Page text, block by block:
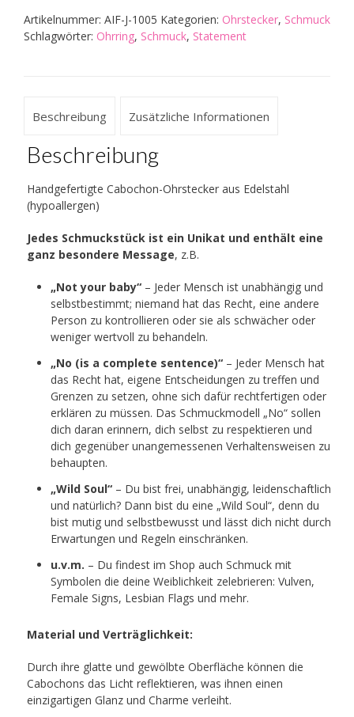
Artikelnummer: AIF-J-1005 Kategorien: Ohrstecker, Schmuck
Schlagwörter: Ohrring, Schmuck, Statement
Beschreibung Zusätzliche Informationen
Beschreibung
Handgefertigte Cabochon-Ohrstecker aus Edelstahl
(hypoallergen)
Jedes Schmuckstück ist ein Unikat und enthält eine
ganz besondere Message, z.B.
„Not your baby“– Jeder Mensch ist unabhängig und
selbstbestimmt; niemand hat das Recht, eine andere
Person zu kontrollieren oder sie als schwächer oder
weniger wertvoll zu behandeln.
„No (is a complete sentence)“– Jeder Mensch hat
das Recht hat, eigene Entscheidungen zu treffen und
Grenzen zu setzen, ohne sich dafür rechtfertigen oder
erklären zu müssen. Das Schmuckmodell „No“ sollen
dich daran erinnern, dich selbst zu respektieren und
dich gegenüber unangemessenen Verhaltensweisen zu
behaupten.
„Wild Soul“– Du bist frei, unabhängig, leidenschaftlich
und natürlich? Dann bist du eine „Wild Soul“, denn du
bist mutig und selbstbewusst und lässt dich nicht durch
Erwartungen und Regeln einschränken.
u.v.m. – Du findest im Shop auch Schmuck mit
Symbolen die deine Weiblichkeit zelebrieren: Vulven,
Female Signs, Lesbian Flags und mehr.
Material und Verträglichkeit:
Durch ihre glatte und gewölbte Oberfläche können die
Cabochons das Licht reflektieren, was ihnen einen
einzigartigen Glanz und Charme verleiht.